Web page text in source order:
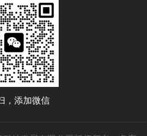
，添加微信